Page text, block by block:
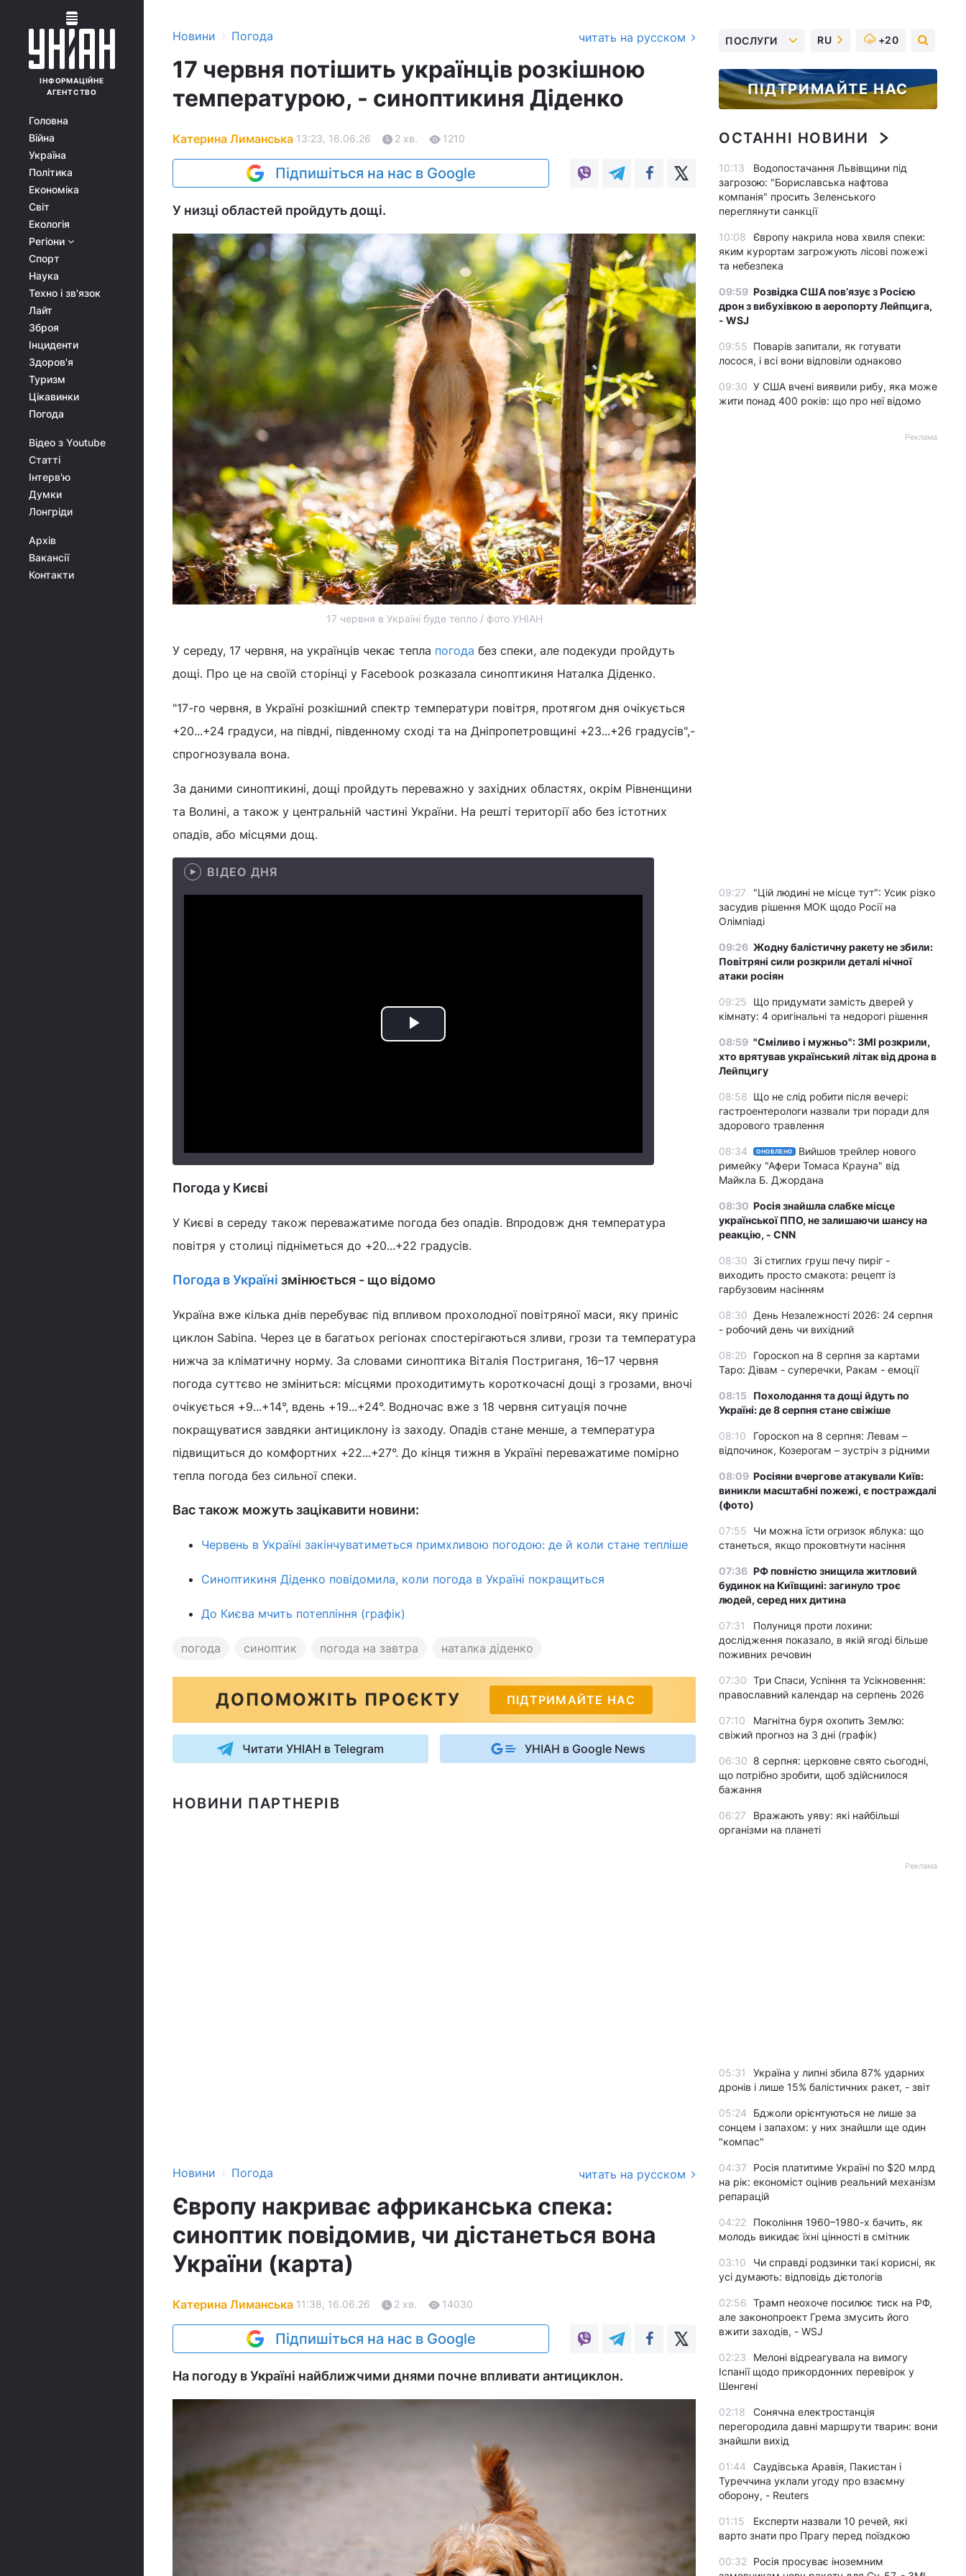
ІНФОРМАЦІЙНЕ
АГЕНТСТВО
Головна
Війна
Україна
Політика
Економіка
Світ
Екологія
Регіони
Спорт
Наука
Техно і зв'язок
Лайт
Зброя
Інциденти
Здоров'я
Туризм
Цікавинки
Погода
Відео з Youtube
Статті
Інтерв'ю
Думки
Лонгріди
Архів
Вакансії
Контакти
Новини › Погода читать на русском
17 червня потішить українців розкішною
температурою, - синоптикиня Діденко
Катерина Лиманська 13:23, 16.06.26 2 хв. 1210
Підпишіться на нас в Google
У низці областей пройдуть дощі.
17 червня в Україні буде тепло / фото УНІАН
У середу, 17 червня, на українців чекає тепла погода без спеки, але подекуди пройдуть
дощі. Про це на своїй сторінці у Facebook розказала синоптикиня Наталка Діденко.
"17-го червня, в Україні розкішний спектр температури повітря, протягом дня очікується
+20...+24 градуси, на півдні, південному сході та на Дніпропетровщині +23...+26 градусів",-
спрогнозувала вона.
За даними синоптикині, дощі пройдуть переважно у західних областях, окрім Рівненщини
та Волині, а також у центральній частині України. На решті території або без істотних
опадів, або місцями дощ.
ВІДЕО ДНЯ
Play
Погода у Києві
У Києві в середу також переважатиме погода без опадів. Впродовж дня температура
повітря у столиці підніметься до +20...+22 градусів.
Погода в Україні змінюється - що відомо
Україна вже кілька днів перебуває під впливом прохолодної повітряної маси, яку приніс
циклон Sabina. Через це в багатьох регіонах спостерігаються зливи, грози та температура
нижча за кліматичну норму. За словами синоптика Віталія Постриганя, 16–17 червня
погода суттєво не зміниться: місцями проходитимуть короткочасні дощі з грозами, вночі
очікується +9...+14°, вдень +19...+24°. Водночас вже з 18 червня ситуація почне
покращуватися завдяки антициклону із заходу. Опадів стане менше, а температура
підвищиться до комфортних +22...+27°. До кінця тижня в Україні переважатиме помірно
тепла погода без сильної спеки.
Вас також можуть зацікавити новини:
Червень в Україні закінчуватиметься примхливою погодою: де й коли стане тепліше
Синоптикиня Діденко повідомила, коли погода в Україні покращиться
До Києва мчить потепління (графік)
погода синоптик погода на завтра наталка діденко
ДОПОМОЖІТЬ ПРОЄКТУ ПІДТРИМАЙТЕ НАС
Читати УНІАН в Telegram УНІАН в Google News
НОВИНИ ПАРТНЕРІВ
Новини › Погода читать на русском
Європу накриває африканська спека:
синоптик повідомив, чи дістанеться вона
України (карта)
Катерина Лиманська 11:38, 16.06.26 2 хв. 14030
Підпишіться на нас в Google
На погоду в Україні найближчими днями почне впливати антициклон.
ПОСЛУГИ RU +20
ПІДТРИМАЙТЕ НАС
ОСТАННІ НОВИНИ
10:13
Водопостачання Львівщини під
загрозою: "Бориславська нафтова
компанія" просить Зеленського
переглянути санкції
10:08
Європу накрила нова хвиля спеки:
яким курортам загрожують лісові пожежі
та небезпека
09:59 Розвідка США пов’язує з Росією
дрон з вибухівкою в аеропорту Лейпцига,
- WSJ
09:55 Поварів запитали, як готувати
лосося, і всі вони відповіли однаково
09:30 У США вчені виявили рибу, яка може
жити понад 400 років: що про неї відомо
Реклама
09:27
"Цій людині не місце тут": Усик різко
засудив рішення МОК щодо Росії на
Олімпіаді
09:26 Жодну балістичну ракету не збили:
Повітряні сили розкрили деталі нічної
атаки росіян
09:25
Що придумати замість дверей у
кімнату: 4 оригінальні та недорогі рішення
08:59 "Сміливо і мужньо": ЗМІ розкрили,
хто врятував український літак від дрона в
Лейпцигу
08:58 Що не слід робити після вечері:
гастроентерологи назвали три поради для
здорового травлення
08:34 ОНОВЛЕНО
Вийшов трейлер нового
римейку "Афери Томаса Крауна" від
Майкла Б. Джордана
08:30 Росія знайшла слабке місце
української ППО, не залишаючи шансу на
реакцію, - CNN
08:30 Зі стиглих груш печу пиріг -
виходить просто смакота: рецепт із
гарбузовим насінням
08:30 День Незалежності 2026: 24 серпня
- робочий день чи вихідний
08:20
Гороскоп на 8 серпня за картами
Таро: Дівам - суперечки, Ракам - емоції
08:15 Похолодання та дощі йдуть по
Україні: де 8 серпня стане свіжіше
08:10
Гороскоп на 8 серпня: Левам –
відпочинок, Козерогам – зустріч з рідними
08:09 Росіяни вчергове атакували Київ:
виникли масштабні пожежі, є постраждалі
(фото)
07:55
Чи можна їсти огризок яблука: що
станеться, якщо проковтнути насіння
07:36 РФ повністю знищила житловий
будинок на Київщині: загинуло троє
людей, серед них дитина
07:31
Полуниця проти лохини:
дослідження показало, в якій ягоді більше
поживних речовин
07:30 Три Спаси, Успіння та Усікновення:
православний календар на серпень 2026
07:10
Магнітна буря охопить Землю:
свіжий прогноз на 3 дні (графік)
06:30 8 серпня: церковне свято сьогодні,
що потрібно зробити, щоб здійснилося
бажання
06:27
Вражають уяву: які найбільші
організми на планеті
Реклама
05:31
Україна у липні збила 87% ударних
дронів і лише 15% балістичних ракет, - звіт
05:24
Бджоли орієнтуються не лише за
сонцем і запахом: у них знайшли ще один
"компас"
04:37
Росія платитиме Україні по $20 млрд
на рік: економіст оцінив реальний механізм
репарацій
04:22
Покоління 1960–1980-х бачить, як
молодь викидає їхні цінності в смітник
03:10
Чи справді родзинки такі корисні, як
усі думають: відповідь дієтологів
02:56 Трамп неохоче посилює тиск на РФ,
але законопроект Грема змусить його
вжити заходів, - WSJ
02:23
Мелоні відреагувала на вимогу
Іспанії щодо прикордонних перевірок у
Шенгені
02:18
Сонячна електростанція
перегородила давні маршрути тварин: вони
знайшли вихід
01:44
Саудівська Аравія, Пакистан і
Туреччина уклали угоду про взаємну
оборону, - Reuters
01:15
Експерти назвали 10 речей, які
варто знати про Прагу перед поїздкою
00:32
Росія просуває іноземним